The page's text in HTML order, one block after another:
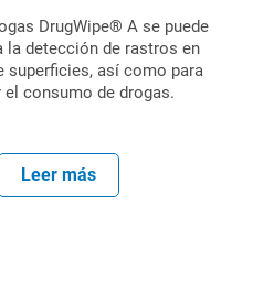
DrugWipe® A se puede
la detección de rastros en
superficies, así como para
el consumo de drogas.
Leer más